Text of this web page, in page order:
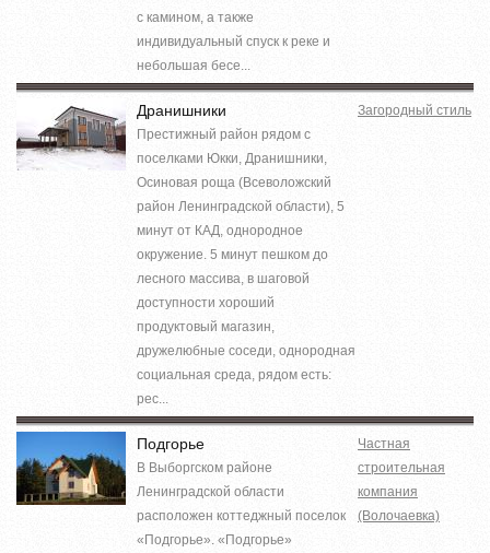
с камином, а также
индивидуальный спуск к реке и
небольшая бесе...
Дранишники
Престижный район рядом с
поселками Юкки, Дранишники,
Осиновая роща (Всеволожский
район Ленинградской области), 5
минут от КАД, однородное
окружение. 5 минут пешком до
лесного массива, в шаговой
доступности хороший
продуктовый магазин,
дружелюбные соседи, однородная
социальная среда, рядом есть:
рес...
Загородный стиль
Подгорье
В Выборгском районе
Ленинградской области
расположен коттеджный поселок
«Подгорье». «Подгорье»
Частная
строительная
компания
(Волочаевка)